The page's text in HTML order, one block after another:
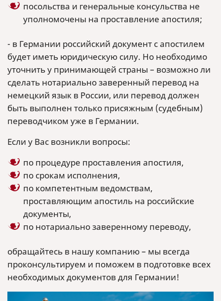
посольства и генеральные консульства не
уполномочены на проставление апостиля;
- в Германии российский документ с апостилем
будет иметь юридическую силу. Но необходимо
уточнить у принимающей страны – возможно ли
сделать нотариально заверенный перевод на
немецкий язык в России, или перевод должен
быть выполнен только присяжным (судебным)
переводчиком уже в Германии.
Если у Вас возникли вопросы:
по процедуре проставления апостиля,
по срокам исполнения,
по компетентным ведомствам,
проставляющим апостиль на российские
документы,
по нотариально заверенному переводу,
обращайтесь в нашу компанию – мы всегда
проконсультируем и поможем в подготовке всех
необходимых документов для Германии!